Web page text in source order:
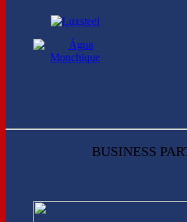
BUSINESS